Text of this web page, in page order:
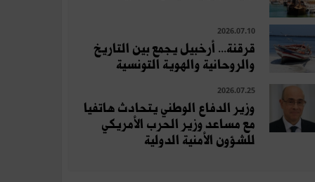
2026.07.10
قرقنة... أرخبيل يجمع بين التاريخ
والروحانية والهوية التونسية
2026.07.25
وزير الدفاع الوطني يتحادث هاتفيا
مع مساعد وزير الحرب الأمريكي
للشؤون الأمنية الدولية